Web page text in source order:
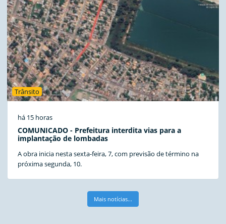
Trânsito
há 15 horas
COMUNICADO - Prefeitura interdita vias para a
implantação de lombadas
A obra inicia nesta sexta-feira, 7, com previsão de término na
próxima segunda, 10.
Mais notícias...